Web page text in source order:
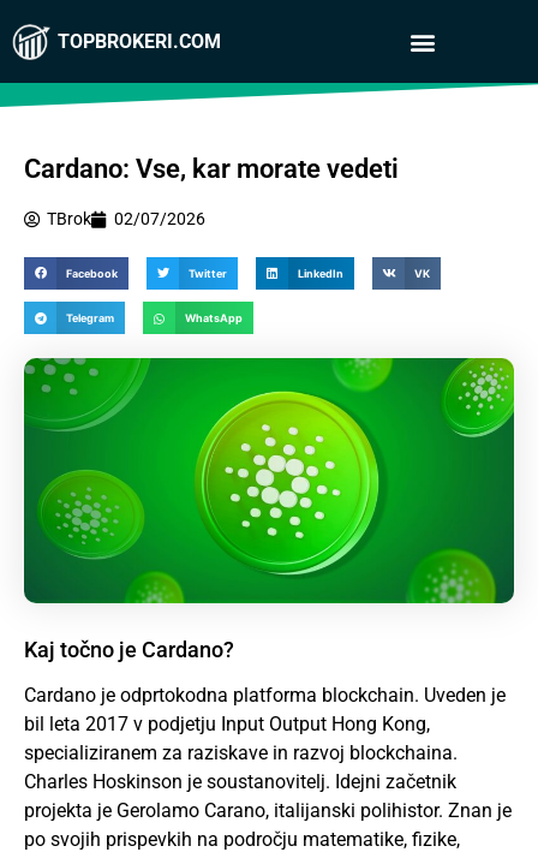
TOPBROKERI.COM
Cardano: Vse, kar morate vedeti
TBrok 02/07/2026
Facebook Twitter LinkedIn VK
Telegram WhatsApp
Kaj točno je Cardano?
Cardano je odprtokodna platforma blockchain. Uveden je
bil leta 2017 v podjetju Input Output Hong Kong,
specializiranem za raziskave in razvoj blockchaina.
Charles Hoskinson je soustanovitelj. Idejni začetnik
projekta je Gerolamo Carano, italijanski polihistor. Znan je
po svojih prispevkih na področju matematike, fizike,